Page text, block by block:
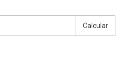
Calcular